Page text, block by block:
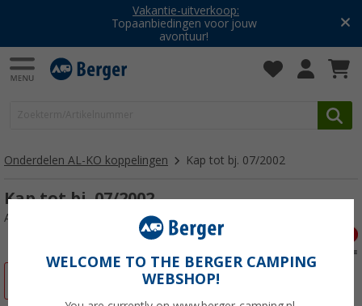
Vakantie-uitverkoop:
Topaanbiedingen voor jouw
avontuur!
Onderdelen AL-KO koppelingen Kap tot bj. 07/2002
Kap tot bj. 07/2002
Artikelnr: 112553
WELCOME TO THE BERGER CAMPING
WEBSHOP!